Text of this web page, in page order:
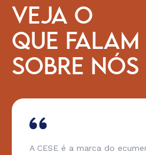
VEJA O
QUE FALAM
SOBRE NÓS
A CESE é a marca do